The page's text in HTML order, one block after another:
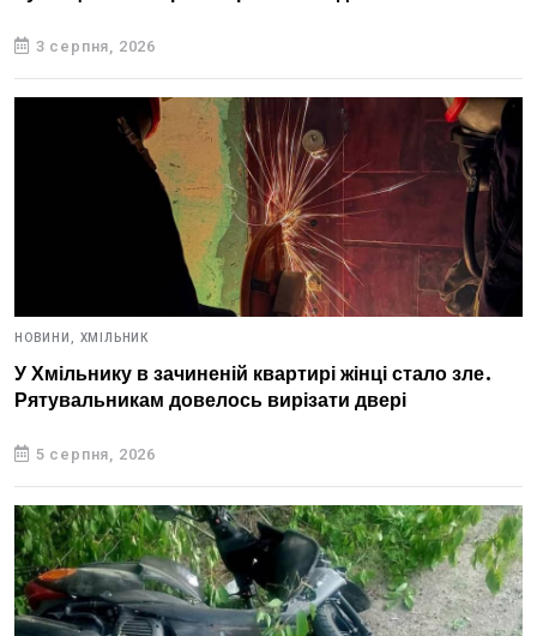
3 серпня, 2026
НОВИНИ, ХМІЛЬНИК
У Хмільнику в зачиненій квартирі жінці стало зле.
Рятувальникам довелось вирізати двері
5 серпня, 2026